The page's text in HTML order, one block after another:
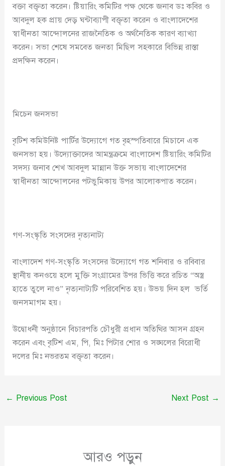
বক্তা বক্তৃতা করেন। ষ্টিয়ারিং কমিটির পক্ষ থেকে জনাব ডঃ কবির ও
আবদুল হক প্রায় দেড় ঘন্টাব্যাপী বক্তৃতা করেন ও বাংলাদেশের
স্বাধীনতা আন্দোলনের রাজনৈতিক ও অর্থনৈতিক কারণ ব্যাখ্যা
করেন। সভা শেষে সমবেত জনতা মিছিল সহকারে বিভিন্ন রাস্তা
প্রদক্ষিন করেন।
মিচেন জনসভা
বৃটিশ কমিউনিষ্ট পার্টির উদ্যোগে গত বৃহস্পতিবারে মিচানে এক
জনসভা হয়। উদ্যোক্তাদের আমন্ত্রক্রমে বাংলাদেশ ষ্টিয়ারিং কমিটির
সদস্য জনাব শেখ আবদুল মান্নান উক্ত সভায় বাংলাদেশের
স্বাধীনতা আন্দোলনের পটভুমিকায় উপর আলোকপাত করেন।
গণ-সংস্কৃতি সংসদের নৃত্যনাট্য
বাংলাদেশ গণ-সংস্কৃতি সংসদের উদ্যোগে গত শনিবার ও রবিবার
স্থানীয় কনওয়ে হলে মুক্তি সংগ্রামের উপর ভিত্তি করে রচিত “অস্ত্র
হাতে তুলে নাও” নৃত্যনাট্যটি পরিবেশিত হয়। উভয় দিন হল ভর্তি
জনসমাগম হয়।
উদ্বোধনী অনুষ্ঠানে বিচারপতি চৌধুরী প্রধান অতিথির আসন গ্রহন
করেন এবং বৃটিশ এম, পি, মিঃ পিটার শোর ও সঙ্ঘলের বিরোধী
দলের মিঃ নভরতম বক্তৃতা করেন।
← Previous Post Next Post →
আরও পড়ুন